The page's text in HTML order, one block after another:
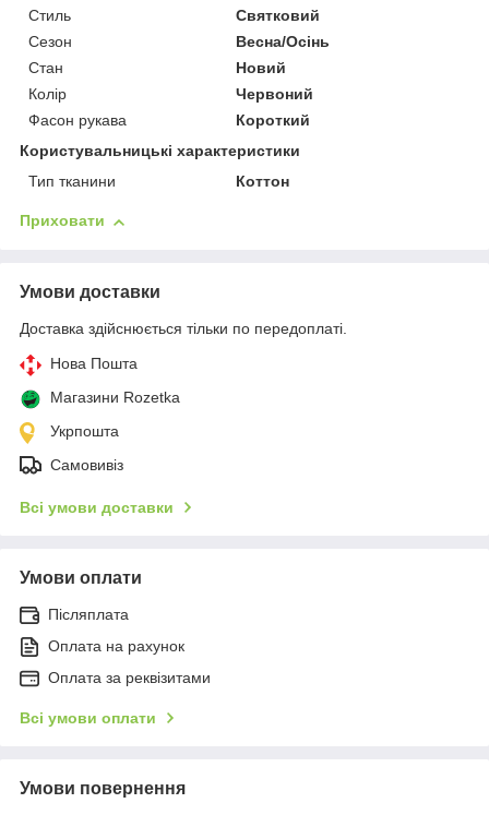
Стиль
Святковий
Сезон
Весна/Осінь
Стан
Новий
Колір
Червоний
Фасон рукава
Короткий
Користувальницькі характеристики
Тип тканини
Коттон
Приховати
Умови доставки
Доставка здійснюється тільки по передоплаті.
Нова Пошта
Магазини Rozetka
Укрпошта
Самовивіз
Всі умови доставки
Умови оплати
Післяплата
Оплата на рахунок
Оплата за реквізитами
Всі умови оплати
Умови повернення